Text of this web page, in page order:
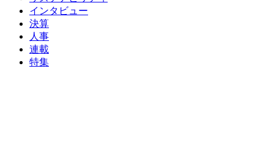
インタビュー
決算
人事
連載
特集